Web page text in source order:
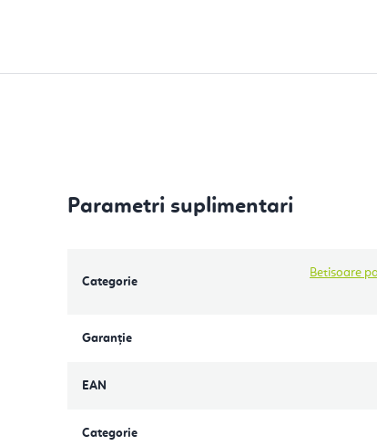
Parametri suplimentari
Categorie
Betisoare
Garanţie
EAN
Categorie